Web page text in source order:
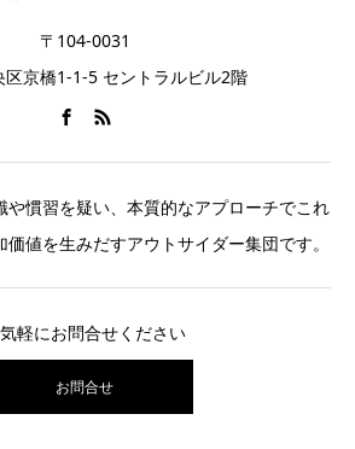
〒104-0031
区京橋1-1-5 セントラルビル2階
や慣習を疑い、本質的なアプローチでこれ
値を生みだすアウトサイダー集団です。
軽にお問合せください
お問合せ